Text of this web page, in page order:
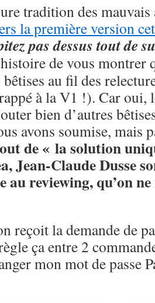
tradition des
la première version
pas dessus tout de
de vous montrer
au fil des
à la V1 !). Car oui,
bien d’autres
avons soumise, mais
de « la solution
Jean-Claude Dusse
au reviewing, qu’on
reçoit la demande de
ça entre 2
mon mot de passe